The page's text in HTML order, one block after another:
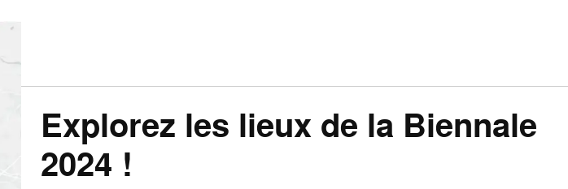
Explorez les lieux de la Biennale
2024 !